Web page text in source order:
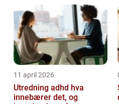
11 april 2026
Utredning adhd hva
innebærer det, og